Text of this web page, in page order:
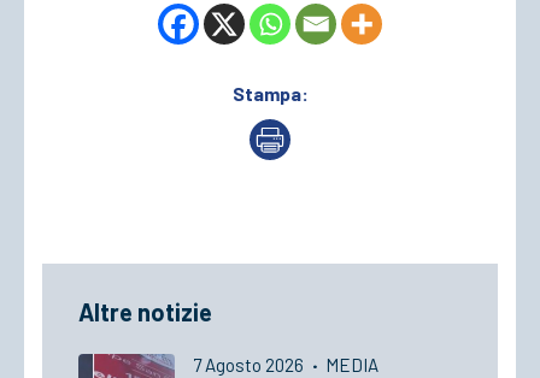
Stampa:
Altre notizie
7 Agosto 2026 · MEDIA